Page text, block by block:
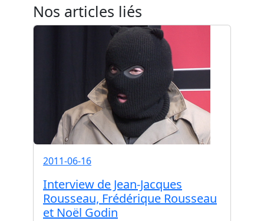
Nos articles liés
2011-06-16
Interview de Jean-Jacques
Rousseau, Frédérique Rousseau
et Noël Godin